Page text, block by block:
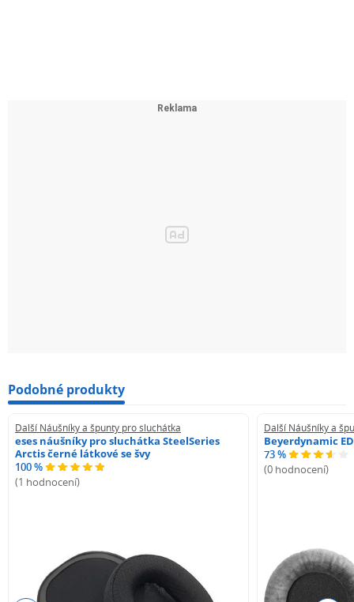
Podobné produkty
Další Náušníky a špunty pro sluchátka
eses náušníky pro sluchátka SteelSeries
Arctis černé látkové se švy
100 %
(1 hodnocení)
Další Náušníky a
Beyerdynamic
73 %
(0 hodnocení)